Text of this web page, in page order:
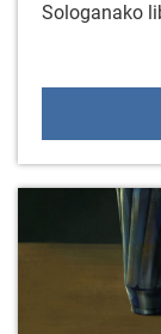
Sologanako